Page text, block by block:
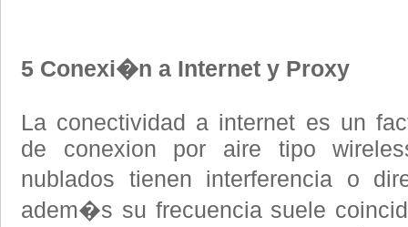
5 Conexi�n a Internet y Proxy
La conectividad a internet es un
de conexion por aire tipo
nublados tienen interferencia o
adem�s su frecuencia suele